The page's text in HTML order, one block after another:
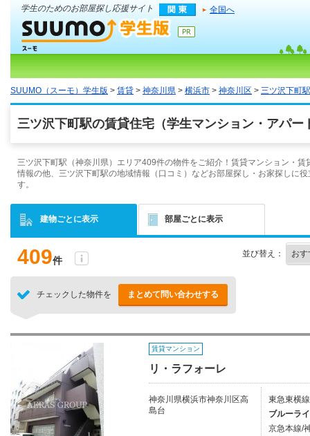
学生のためのお部屋探し応援サイト 全国へ
SUUMO（スーモ）学生版 > 賃貸 > 神奈川県 > 横浜市 > 神奈川区 > 三ツ沢下町
三ツ沢下町駅の賃貸住宅（学生マンション・アパ
三ツ沢下町駅（神奈川県）エリア409件の物件をご紹介！賃貸マンション・
情報の他、三ツ沢下町駅の地域情報（口コミ）などお部屋探し・お家探しに
す。
建物ごとに表示 部屋ごとに表示
409件
並び替え：
チェックした物件を まとめて問い合わせする
賃貸マンション
リ・ラフォーレ
神奈川県横浜市神奈川区高
島台
東急東横
ブルーラ
京急本線/